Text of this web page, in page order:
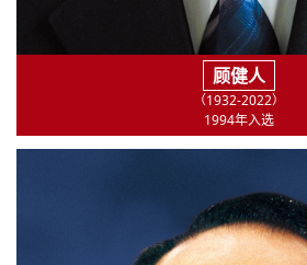
顾健人
（1932-2022）
1994年入选